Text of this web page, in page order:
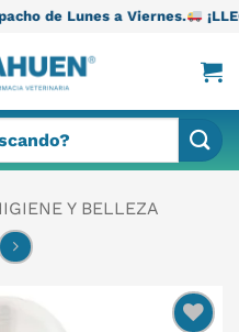
Viernes. ¡LLEGAMOS A
Y BELLEZA